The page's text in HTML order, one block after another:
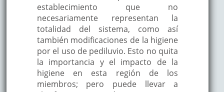
establecimiento que no
necesariamente representan la
totalidad del sistema, como así
también modificaciones de la higiene
por el uso de pediluvio. Esto no quita
la importancia y el impacto de la
higiene en esta región de los
miembros; pero puede llevar a